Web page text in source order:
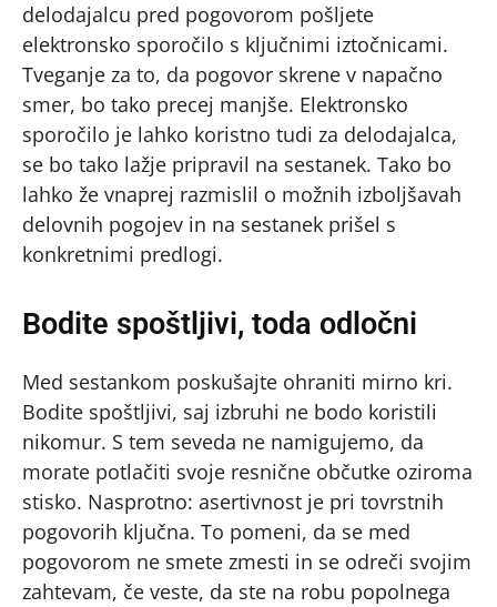
delodajalcu pred pogovorom pošljete
elektronsko sporočilo s ključnimi iztočnicami.
Tveganje za to, da pogovor skrene v napačno
smer, bo tako precej manjše. Elektronsko
sporočilo je lahko koristno tudi za delodajalca,
se bo tako lažje pripravil na sestanek. Tako bo
lahko že vnaprej razmislil o možnih izboljšavah
delovnih pogojev in na sestanek prišel s
konkretnimi predlogi.
Bodite spoštljivi, toda odločni
Med sestankom poskušajte ohraniti mirno kri.
Bodite spoštljivi, saj izbruhi ne bodo koristili
nikomur. S tem seveda ne namigujemo, da
morate potlačiti svoje resnične občutke oziroma
stisko. Nasprotno: asertivnost je pri tovrstnih
pogovorih ključna. To pomeni, da se med
pogovorom ne smete zmesti in se odreči svojim
zahtevam, če veste, da ste na robu popolnega